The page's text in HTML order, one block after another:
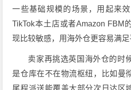
一些基础规模的场景，用起来
TikTok本土店或者Amazon FBM
现比较敏感，用海外仓更容易满足
卖家再挑选英国海外仓的时
是仓库在不在物流枢纽，比如曼
尾程派送能覆盖大部分次日达区